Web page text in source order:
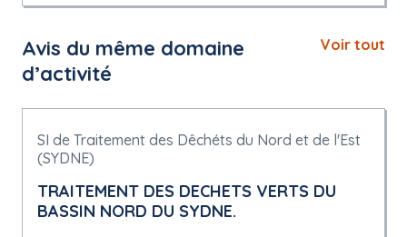
Avis du même domaine
d’activité
Voir tout
SI de Traitement des Dêchéts du Nord et de l'Est
(SYDNE)
TRAITEMENT DES DECHETS VERTS DU
BASSIN NORD DU SYDNE.